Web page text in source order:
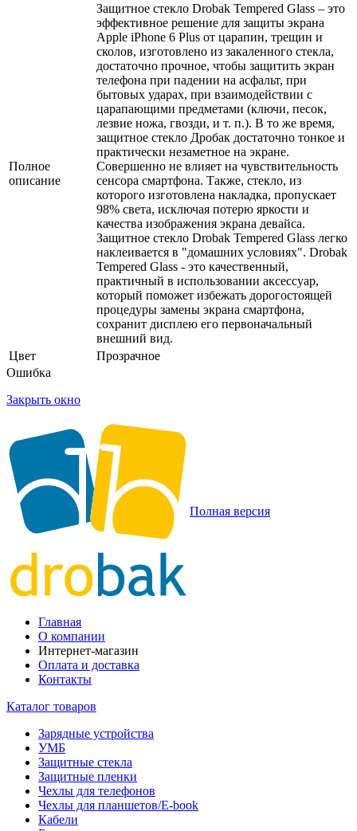
Полное
описание
Защитное стекло Drobak Tempered Glass – это
эффективное решение для защиты экрана
Apple iPhone 6 Plus от царапин, трещин и
сколов, изготовлено из закаленного стекла,
достаточно прочное, чтобы защитить экран
телефона при падении на асфальт, при
бытовых ударах, при взаимодействии с
царапающими предметами (ключи, песок,
лезвие ножа, гвозди, и т. п.). В то же время,
защитное стекло Дробак достаточно тонкое и
практически незаметное на экране.
Совершенно не влияет на чувствительность
сенсора смартфона. Также, стекло, из
которого изготовлена накладка, пропускает
98% света, исключая потерю яркости и
качества изображения экрана девайса.
Защитное стекло Drobak Tempered Glass легко
наклеивается в "домашних условиях". Drobak
Tempered Glass - это качественный,
практичный в использовании аксессуар,
который поможет избежать дорогостоящей
процедуры замены экрана смартфона,
сохранит дисплею его первоначальный
внешний вид.
Цвет
Прозрачное
Ошибка
Закрыть окно
Полная версия
Главная
О компании
Интернет-магазин
Оплата и доставка
Контакты
Каталог товаров
Зарядные устройства
УМБ
Защитные стекла
Защитные пленки
Чехлы для телефонов
Чехлы для планшетов/E-book
Кабели